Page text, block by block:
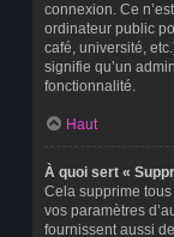
connexion. Ce
ordinateur public
café, université,
signifie qu’un
fonctionnalité.
Haut
À quoi sert «
Cela supprime
vos paramètres
fournissent aussi